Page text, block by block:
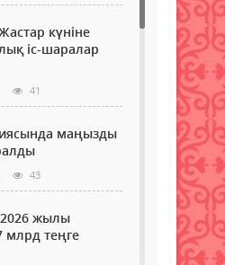
күніне
іс-шаралар
41
маңызды
43
жылы
млрд теңге